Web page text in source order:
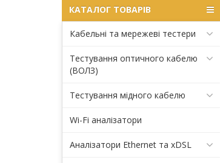
КАТАЛОГ ТОВАРІВ
Кабельні та мережеві тестери
Тестування оптичного кабелю
(ВОЛЗ)
Тестування мідного кабелю
Wi-Fi аналізатори
Аналізатори Ethernet та xDSL